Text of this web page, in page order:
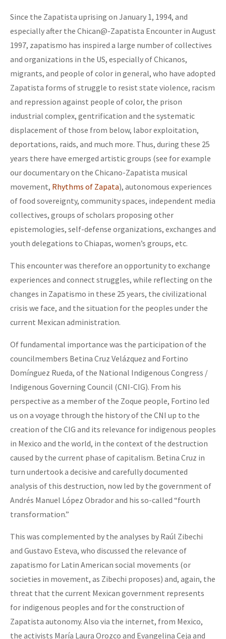
Since the Zapatista uprising on January 1, 1994, and
especially after the Chican@-Zapatista Encounter in August
1997, zapatismo has inspired a large number of collectives
and organizations in the US, especially of Chicanos,
migrants, and people of color in general, who have adopted
Zapatista forms of struggle to resist state violence, racism
and repression against people of color, the prison
industrial complex, gentrification and the systematic
displacement of those from below, labor exploitation,
deportations, raids, and much more. Thus, during these 25
years there have emerged artistic groups (see for example
our documentary on the Chicano-Zapatista musical
movement, Rhythms of Zapata), autonomous experiences
of food sovereignty, community spaces, independent media
collectives, groups of scholars proposing other
epistemologies, self-defense organizations, exchanges and
youth delegations to Chiapas, women’s groups, etc.
This encounter was therefore an opportunity to exchange
experiences and connect struggles, while reflecting on the
changes in Zapatismo in these 25 years, the civilizational
crisis we face, and the situation for the peoples under the
current Mexican administration.
Of fundamental importance was the participation of the
councilmembers Betina Cruz Velázquez and Fortino
Domínguez Rueda, of the National Indigenous Congress /
Indigenous Governing Council (CNI-CIG). From his
perspective as a member of the Zoque people, Fortino led
us on a voyage through the history of the CNI up to the
creation of the CIG and its relevance for indigenous peoples
in Mexico and the world, in the context of the destruction
caused by the current phase of capitalism. Betina Cruz in
turn undertook a decisive and carefully documented
analysis of this destruction, now led by the government of
Andrés Manuel López Obrador and his so-called “fourth
transformation.”
This was complemented by the analyses by Raúl Zibechi
and Gustavo Esteva, who discussed the relevance of
zapatismo for Latin American social movements (or
societies in movement, as Zibechi proposes) and, again, the
threat that the current Mexican government represents
for indigenous peoples and for the construction of
Zapatista autonomy. Also via the internet, from Mexico,
the activists María Laura Orozco and Evangelina Ceja and